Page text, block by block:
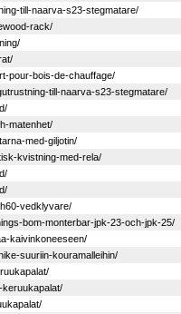
till-naarva-s23-stegmatare/
rack/
pour-bois-de-chauffage/
till-naarva-s23-stegmatare/
matenhet/
med-giljotin/
kvistning-med-rela/
vedklyvare/
bom-monterbar-jpk-23-och-jpk-25/
kaivinkoneeseen/
suuriin-kouramalleihin/
keruukapalat/